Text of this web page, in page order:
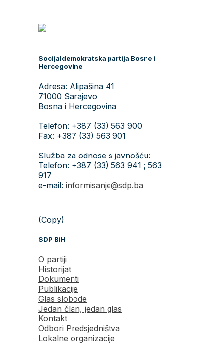
Socijaldemokratska partija Bosne i
Hercegovine
Adresa: Alipašina 41
71000 Sarajevo
Bosna i Hercegovina
Telefon: +387 (33) 563 900
Fax: +387 (33) 563 901
Služba za odnose s javnošću:
Telefon: +387 (33) 563 941 ; 563
917
e-mail: informisanje@sdp.ba
(Copy)
SDP BiH
O partiji
Historijat
Dokumenti
Publikacije
Glas slobode
Jedan član, jedan glas
Kontakt
Odbori Predsjedništva
Lokalne organizacije